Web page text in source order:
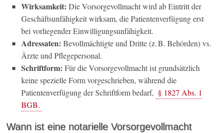
Wirksamkeit: Die Vorsorgevollmacht wird ab Eintritt der
Geschäftsunfähigkeit wirksam, die Patientenverfügung erst
bei vorliegender Einwilligungsunfähigkeit.
Adressaten: Bevollmächtigte und Dritte (z. B. Behörden) vs.
Ärzte und Pflegepersonal.
Schriftform: Für die Vorsorgevollmacht ist grundsätzlich
keine spezielle Form vorgeschrieben, während die
Patientenverfügung der Schriftform bedarf, § 1827 Abs. 1
BGB.
Wann ist eine notarielle Vorsorgevollmacht